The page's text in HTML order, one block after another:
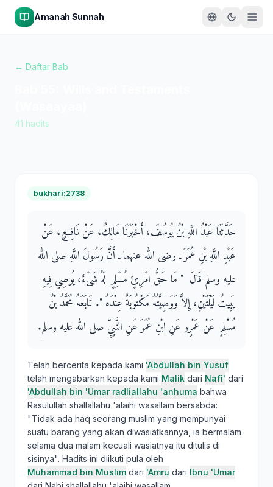
Amanah Sunnah
← Daftar Bab
41 hadits
bukhari:2738
حَدَّثَنَا عَبْدُ اللَّهِ بْنُ يُوسُفَ، أَخْبَرَنَا مَالِكٌ، عَنْ نَافِعٍ، عَنْ
عَبْدِ اللَّهِ بْنِ عُمَرَ ـ رضى الله عنهما ـ أَنَّ رَسُولَ اللَّهِ صلى الله
عليه وسلم قَالَ ‏ "‏ مَا حَقُّ امْرِئٍ مُسْلِمٍ لَهُ شَىْءٌ، يُوصِي فِيهِ
يَبِيتُ لَيْلَتَيْنِ، إِلاَّ وَوَصِيَّتُهُ مَكْتُوبَةٌ عِنْدَهُ ‏"‏‏.‏ تَابَعَهُ مُحَمَّدُ بْنُ
مُسْلِمٍ عَنْ عَمْرٍو عَنِ ابْنِ عُمَرَ عَنِ النَّبِيِّ صلى الله عليه وسلم‏.‏
Telah bercerita kepada kami 'Abdullah bin Yusuf
telah mengabarkan kepada kami Malik dari Nafi' dari
'Abdullah bin 'Umar radliallahu 'anhuma bahwa
Rasulullah shallallahu 'alaihi wasallam bersabda:
"Tidak ada haq seorang muslim yang mempunyai
suatu barang yang akan diwasiatkannya, ia bermalam
selama dua malam kecuali wasiatnya itu ditulis di
sisinya". Hadits ini diikuti pula oleh
Muhammad bin Muslim dari 'Amru dari Ibnu 'Umar